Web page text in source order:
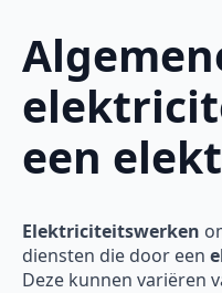
een
Elektriciteitswerken
diensten die door een
Deze kunnen variëren